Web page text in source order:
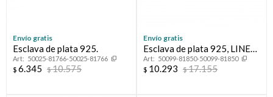
Envío gratis
Esclava de plata 925.
50025-81766-50025-81766
$ 6.345 $10.575
Envío gratis
Esclava de plata 925, LINEA
FLORESSER
50099-81850-50099-81850
$ 10.293 $17.155